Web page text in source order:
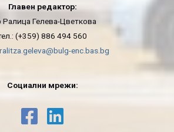
Главен редактор:
Ралица Гелева-Цветкова
(+359) 886 494 560
ralitza.geleva@bulg-enc.bas.bg
Социални мрежи: